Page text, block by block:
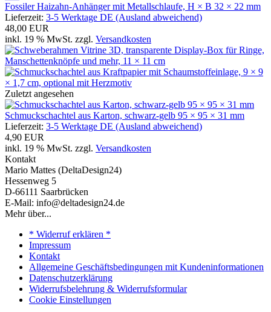
Fossiler Haizahn-Anhänger mit Metallschlaufe, H × B 32 × 22 mm
Lieferzeit: 3-5 Werktage DE (Ausland abweichend)
48,00 EUR
inkl. 19 % MwSt. zzgl. Versandkosten
Zuletzt angesehen
Schmuckschachtel aus Karton, schwarz-gelb 95 × 95 × 31 mm
Lieferzeit: 3-5 Werktage DE (Ausland abweichend)
4,90 EUR
inkl. 19 % MwSt. zzgl. Versandkosten
Kontakt
Mario Mattes (DeltaDesign24)
Hessenweg 5
D-66111 Saarbrücken
E-Mail: info@deltadesign24.de
Mehr über...
* Widerruf erklären *
Impressum
Kontakt
Allgemeine Geschäftsbedingungen mit Kundeninformationen
Datenschutzerklärung
Widerrufsbelehrung & Widerrufsformular
Cookie Einstellungen